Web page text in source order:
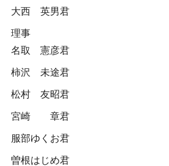
大西 英男君
理事
名取 憲彦君
柿沢 未途君
松村 友昭君
宮崎 章君
服部ゆくお君
曽根はじめ君